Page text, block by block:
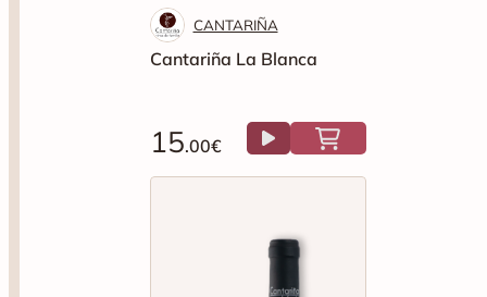
CANTARIÑA
Cantariña La Blanca
15.00€